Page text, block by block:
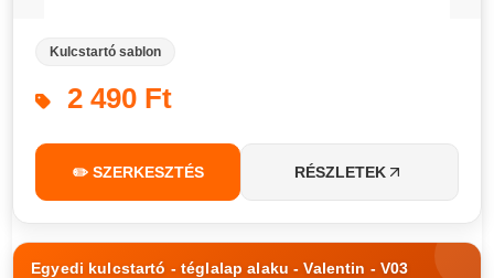
Kulcstartó sablon
2 490 Ft
✏️ SZERKESZTÉS RÉSZLETEK
Egyedi kulcstartó - téglalap alaku - Valentin - V03